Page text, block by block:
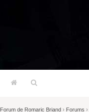
Forum de Romaric Briand › Forums ›